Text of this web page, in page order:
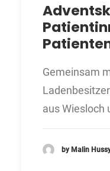
Gemeinsam
aus Wiesloch
by Malin